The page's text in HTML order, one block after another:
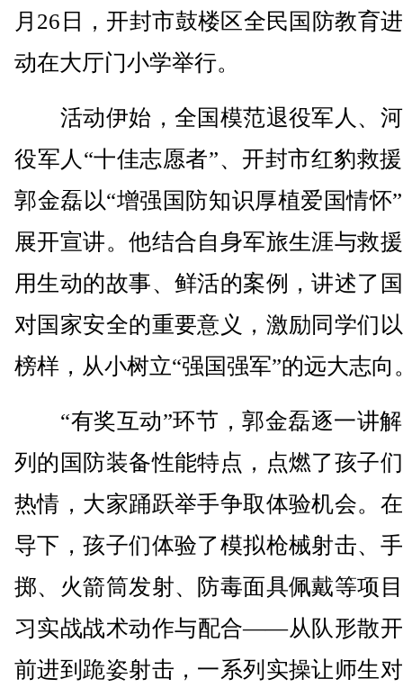
月26日，开封市鼓楼区全民国防教育
动在大厅门小学举行。
活动伊始，全国模范退役军人、
役军人“十佳志愿者”、开封市红豹救
郭金磊以“增强国防知识厚植爱国情怀
展开宣讲。他结合自身军旅生涯与救
用生动的故事、鲜活的案例，讲述了
对国家安全的重要意义，激励同学们
榜样，从小树立“强国强军”的远大志向
“有奖互动”环节，郭金磊逐一讲
列的国防装备性能特点，点燃了孩子
热情，大家踊跃举手争取体验机会。
导下，孩子们体验了模拟枪械射击、
掷、火箭筒发射、防毒面具佩戴等项
习实战战术动作与配合——从队形散
前进到跪姿射击，一系列实操让师生